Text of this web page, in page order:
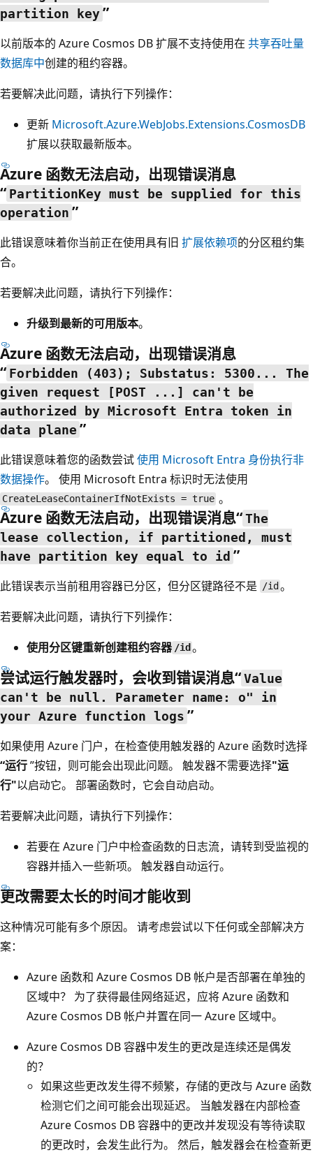
partition key”
以前版本的 Azure Cosmos DB 扩展不支持使用在 共享吞吐量
数据库中创建的租约容器。
若要解决此问题，请执行下列操作：
更新 Microsoft.Azure.WebJobs.Extensions.CosmosDB
扩展以获取最新版本。
Azure 函数无法启动，出现错误消息
“ PartitionKey must be supplied for this
operation ”
此错误意味着你当前正在使用具有旧 扩展依赖项的分区租约集
合。
若要解决此问题，请执行下列操作：
升级到最新的可用版本。
Azure 函数无法启动，出现错误消息
“ Forbidden (403); Substatus: 5300... The
given request [POST ...] can't be
authorized by Microsoft Entra token in
data plane ”
此错误意味着您的函数尝试使用 Microsoft Entra 身份执行非
数据操作。 使用 Microsoft Entra 标识时无法使用
CreateLeaseContainerIfNotExists = true 。
Azure 函数无法启动，出现错误消息“The
lease collection, if partitioned, must
have partition key equal to id ”
此错误表示当前租用容器已分区，但分区键路径不是 /id 。
若要解决此问题，请执行下列操作：
使用分区键重新创建租约容器 /id 。
尝试运行触发器时，会收到错误消息“Value
can't be null. Parameter name: o" in
your Azure function logs ”
如果使用 Azure 门户，在检查使用触发器的 Azure 函数时选择
“运行”按钮，则可能会出现此问题。 触发器不需要选择"运
行"以启动它。 部署函数时，它会自动启动。
若要解决此问题，请执行下列操作：
若要在 Azure 门户中检查函数的日志流，请转到受监视的
容器并插入一些新项。 触发器自动运行。
更改需要太长的时间才能收到
这种情况可能有多个原因。 请考虑尝试以下任何或全部解决方
案：
Azure 函数和 Azure Cosmos DB 帐户是否部署在单独的
区域中？ 为了获得最佳网络延迟，应将 Azure 函数和
Azure Cosmos DB 帐户并置在同一 Azure 区域中。
Azure Cosmos DB 容器中发生的更改是连续还是偶发
的？
如果这些更改发生得不频繁，存储的更改与 Azure 函数
检测它们之间可能会出现延迟。 当触发器在内部检查
Azure Cosmos DB 容器中的更改并发现没有等待读取
的更改时，会发生此行为。 然后，触发器会在检查新更